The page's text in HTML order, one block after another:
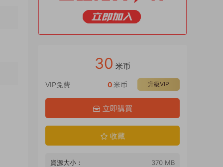
30 米币
VIP免費 升級VIP
0米币
立即購買
收藏
資源大小：
370 MB